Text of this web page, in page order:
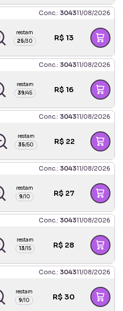
Conc.: 304311/08/2026
restam
25/30 R$ 13
Conc.: 304311/08/2026
restam
39/45 R$ 16
Conc.: 304311/08/2026
restam
35/50 R$ 22
Conc.: 304311/08/2026
restam
9/10 R$ 27
Conc.: 304311/08/2026
restam
13/15 R$ 28
Conc.: 304311/08/2026
restam
9/10 R$ 30